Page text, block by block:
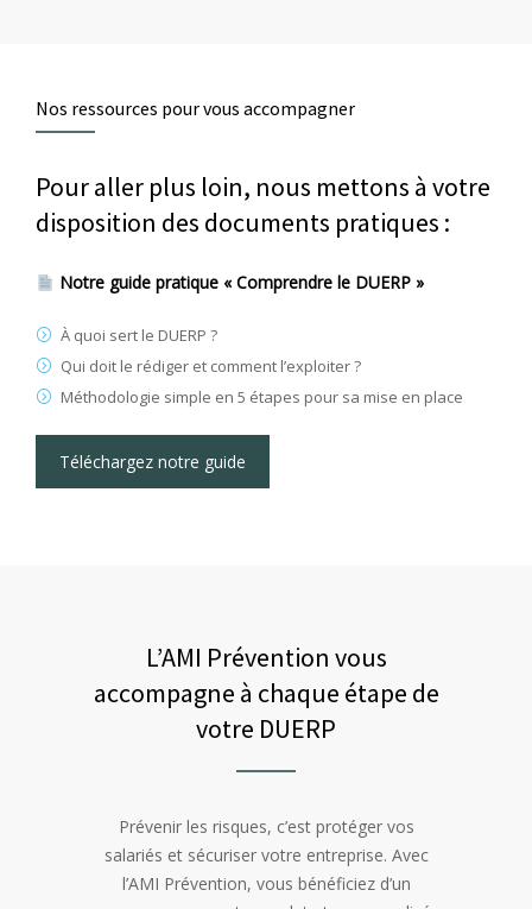
Nos ressources pour vous accompagner
Pour aller plus loin, nous mettons à votre
disposition des documents pratiques :
Notre guide pratique « Comprendre le DUERP »
À quoi sert le DUERP ?
Qui doit le rédiger et comment l’exploiter ?
Méthodologie simple en 5 étapes pour sa mise en place
Téléchargez notre guide
L’AMI Prévention vous
accompagne à chaque étape de
votre DUERP
Prévenir les risques, c’est protéger vos
salariés et sécuriser votre entreprise. Avec
l’AMI Prévention, vous bénéficiez d’un